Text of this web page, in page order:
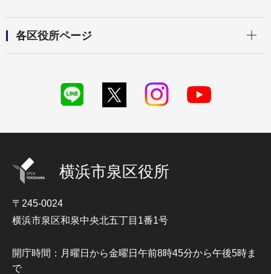
各区役所ページ
横浜市泉区役所
〒245-0024
横浜市泉区和泉中央北五丁目1番1号
開庁時間：月曜日から金曜日午前8時45分から午後5時ま
で